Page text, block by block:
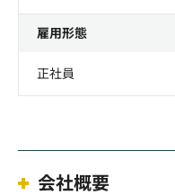
雇用形態
正社員
会社概要